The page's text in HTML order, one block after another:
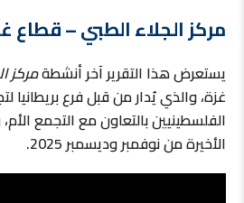
مركز الجلاء الطبي – قطاع
يستعرض هذا التقرير آخر أنشطةمركز
غزة، والذي يُدار من قبل فرع بريطانيا
الفلسطينيين بالتعاون مع التجمع
الأخيرة من نوفمبر وديسمبر 2025.